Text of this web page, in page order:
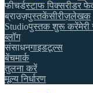
फीचर्डस्टाफ पिक्सरीडर
ब्राउज़पुस्तकेंसीरीज़लेखक
Studioपुस्तक शुरू करेंमेरी
ब्लॉग
संसाधनगाइडटूल्स
बेंचमार्क
तुलना करें
मूल्य निर्धारण